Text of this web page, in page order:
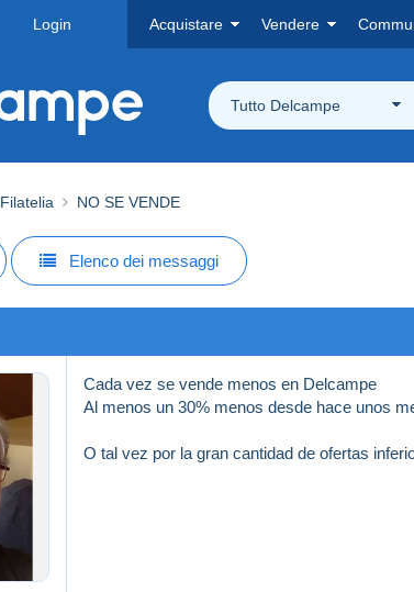
Login Acquistare Vendere
Tutto Delcampe
Filatelia NO SE VENDE
Elenco dei messaggi
Cada vez se vende menos en Delcampe
Al menos un 30% menos desde hace unos
O tal vez por la gran cantidad de ofertas